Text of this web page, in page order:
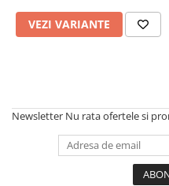
VEZI VARIANTE
Newsletter Nu rata ofertele si